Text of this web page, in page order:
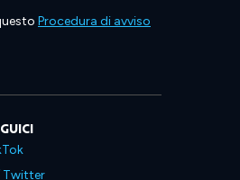
Procedura di avviso
Twitter